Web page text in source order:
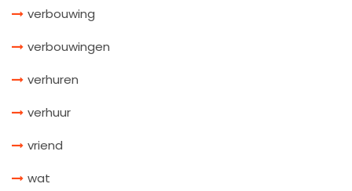
verbouwing
verbouwingen
verhuren
verhuur
vriend
wat